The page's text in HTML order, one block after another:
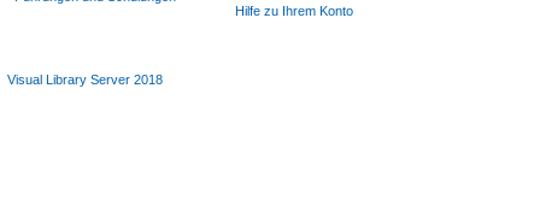
Hilfe zu Ihrem Konto
Visual Library Server 2018